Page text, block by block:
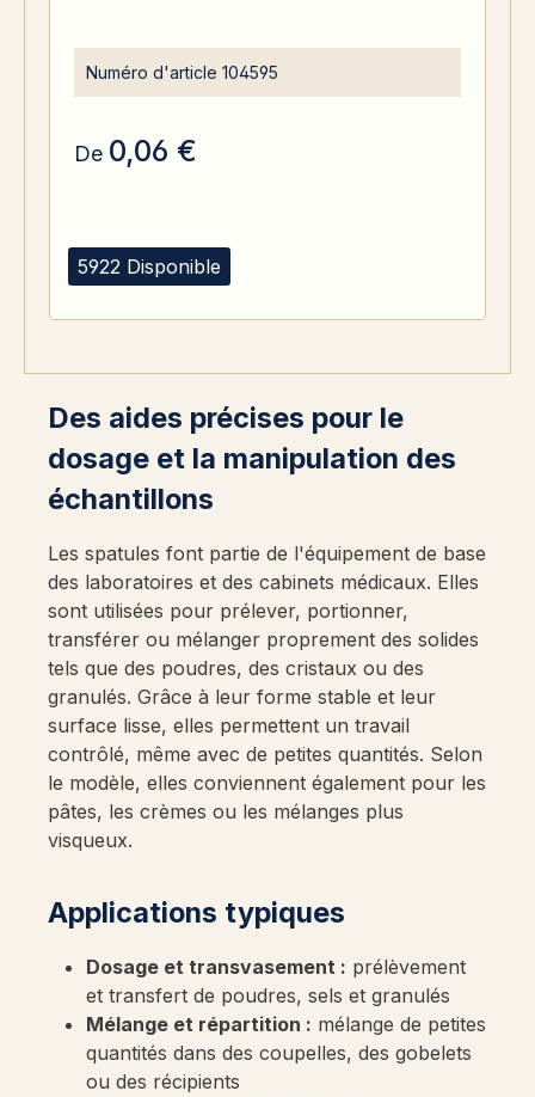
5922 Disponible
Numéro d'article 104595
De 0,06 €
Des aides précises pour le
dosage et la manipulation des
échantillons
Les spatules font partie de l'équipement de base
des laboratoires et des cabinets médicaux. Elles
sont utilisées pour prélever, portionner,
transférer ou mélanger proprement des solides
tels que des poudres, des cristaux ou des
granulés. Grâce à leur forme stable et leur
surface lisse, elles permettent un travail
contrôlé, même avec de petites quantités. Selon
le modèle, elles conviennent également pour les
pâtes, les crèmes ou les mélanges plus
visqueux.
Applications typiques
Dosage et transvasement : prélèvement
et transfert de poudres, sels et granulés
Mélange et répartition : mélange de petites
quantités dans des coupelles, des gobelets
ou des récipients